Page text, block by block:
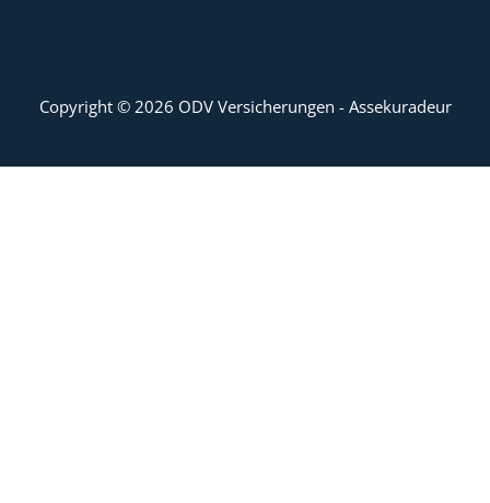
Copyright © 2026 ODV Versicherungen - Assekuradeur